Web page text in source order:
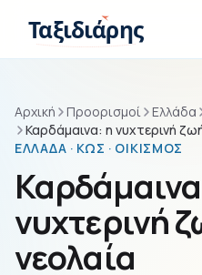
Ταξιδιάρης
Αρχική Προορισμοί Ελλάδα
Καρδάμαινα: η νυχτερινή
ΕΛΛΆΔΑ · ΚΩΣ · ΟΙΚΙΣΜΌΣ
νυχτερινή
νεολαία